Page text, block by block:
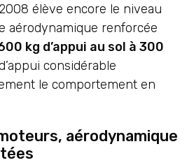
élève encore le niveau
aérodynamique renforcée
kg d’appui au sol à 300
considérable
le comportement en
aérodynamique